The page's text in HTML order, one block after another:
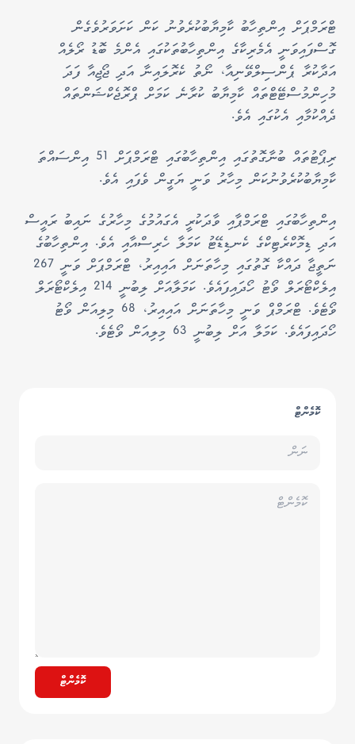
ޓްރަމްޕަށް އިންތިހާބު ކާމިޔާބުކުރެވުނު ކަން ކަށަވަރުވެގެން
ގޮސްފައިވަނީ އެމެރިކާގެ އިންތިހާބުތަކުގައި އެންމެ ބޮޑު ރޯލެއް
އަދާކުރާ ޕެންސިލްވޭނިއާ، ނޯތު ކެރޮލައިނާ އަދި ޖޯޖިއާ ފަދަ
މުހިންމުސްޓޭޓްތައް ކާމިޔާބު ކުރާނެ ކަމަށް ޕްރޮޖެކްޝަންތައް
ދެއްކުމާއި އެކުގައި އެވެ.
ރިޕޯޓުތައް ބުނާގޮތުގައި އިންތިހާބުގައި ޓްރަމްޕަށް 51 އިންސައްތަ
ކާމިޔާބުކުރެވުނުކަން މިހާރު ވަނީ ޔަގީން ވެފައި އެވެ.
އިންތިހާބުގައި ޓްރަމްޕާއި ވާދަކުރީ އެގައުމުގެ މިހާރުގެ ނައިބު ރައީސް
އަދި ޑިމޮކްރެޓިކްގެ ކެނޑިޑޭޓު ކަމަލާ ހެރިސްއާއި އެވެ. އިންތިހާބުގެ
ނަތީޖާ ދައްކާ ގޮތުގައި މިހާތަނަށް އައިއިރު، ޓްރަމްޕަށް ވަނީ 267
އިލެކްޓޯރަލް ވޯޓު ހޯދައިފައެވެ. ކަމަލާއަށް ލިބުނީ 214 އިލެކްޓޯރަލް
ވޯޓެވެ. ޓްރަމްޕް ވަނީ މިހާތަނަށް އައިއިރު، 68 މިލިއަން ވޯޓު
ހޯދައިފައެވެ. ކަމަލާ އަށް ލިބުނީ 63 މިލިއަން ވޯޓެވެ.
ކޮމެންޓް
ކޮމެންޓް